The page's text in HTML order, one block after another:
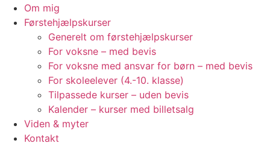
Om mig
Førstehjælpskurser
Generelt om førstehjælpskurser
For voksne – med bevis
For voksne med ansvar for børn – med bevis
For skoleelever (4.-10. klasse)
Tilpassede kurser – uden bevis
Kalender – kurser med billetsalg
Viden & myter
Kontakt